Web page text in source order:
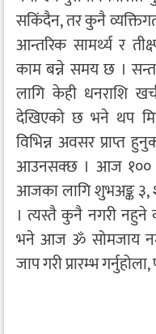
सकिंदैन, तर कुनै
आन्तरिक सामर्थ्य र
काम बन्ने समय छ ।
लागि केही धनराशि
देखिएको छ भने थप
विभिन्न अवसर प्राप्त
आउनसक्छ । आज १००
आजका लागि शुभअङ्क ३,
। त्यस्तै कुनै नगरी नहुने
भने आज ॐ सोमजाय
जाप गरी प्रारम्भ